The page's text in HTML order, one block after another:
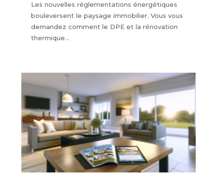
Les nouvelles réglementations énergétiques
bouleversent le paysage immobilier. Vous vous
demandez comment le DPE et la rénovation
thermique...